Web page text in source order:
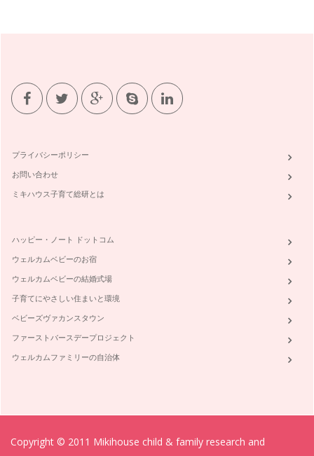
プライバシーポリシー
お問い合わせ
ミキハウス子育て総研とは
ハッピー・ノート ドットコム
ウェルカムベビーのお宿
ウェルカムベビーの結婚式場
子育てにやさしい住まいと環境
ベビーズヴァカンスタウン
ファーストバースデープロジェクト
ウェルカムファミリーの自治体
Copyright © 2011 Mikihouse child & family research and